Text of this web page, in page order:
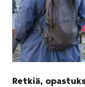
Retkiä,